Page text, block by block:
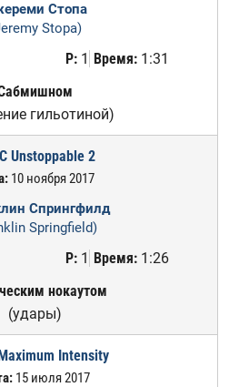
Стопа
Stopa)
Р:1 Время:1:31
гильотиной)
Unstoppable 2
10 ноября 2017
Спрингфилд
Springfield)
Р:1 Время:1:26
нокаутом
(удары)
Intensity
15 июля 2017